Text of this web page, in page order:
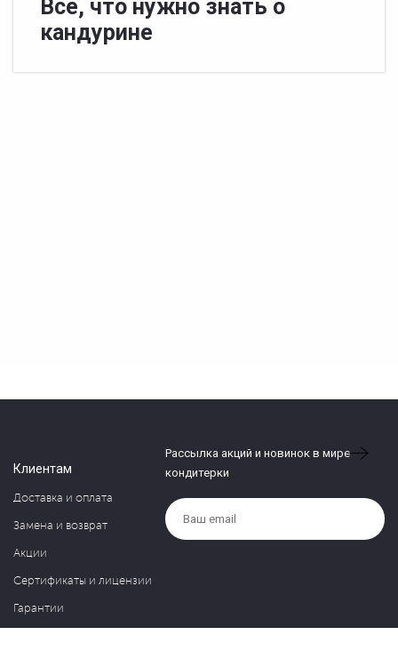
Всë, что нужно знать о
кандурине
Клиентам
Доставка и оплата
Замена и возврат
Акции
Сертификаты и лицензии
Гарантии
Рассылка акций и новинок в мире
кондитерки